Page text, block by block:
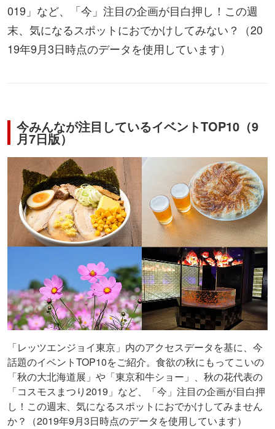
019」など、「今」注目の企画が目白押し！この週
末、気になるスポットにおでかけしてみない？（20
19年9月3日時点のデータを使用しています）
今みんなが注目しているイベントTOP10（9
月7日版）
「レッツエンジョイ東京」内のアクセスデータを基に、今
話題のイベントTOP10をご紹介。食欲の秋にもってこいの
「秋の大北海道展」や「東京和牛ショー」、秋の花代表の
「コスモスまつり2019」など、「今」注目の企画が目白押
し！この週末、気になるスポットにおでかけしてみません
か？（2019年9月3日時点のデータを使用しています）